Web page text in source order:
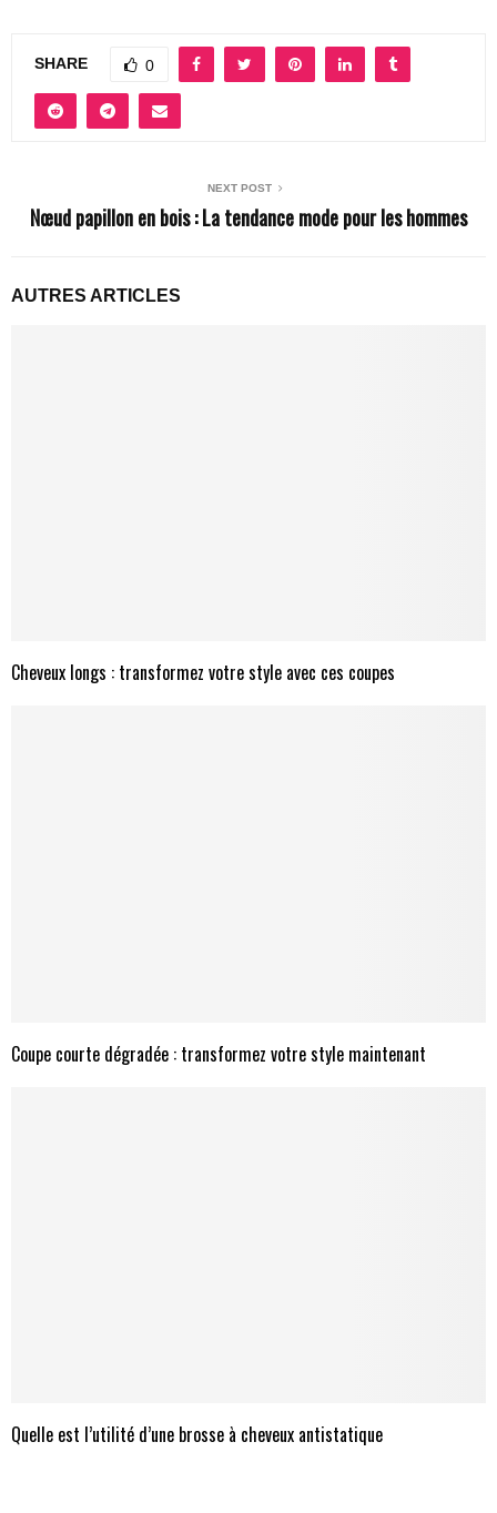
SHARE 0
NEXT POST
Nœud papillon en bois : La tendance mode pour les hommes
AUTRES ARTICLES
Cheveux longs : transformez votre style avec ces coupes
Coupe courte dégradée : transformez votre style maintenant
Quelle est l’utilité d’une brosse à cheveux antistatique